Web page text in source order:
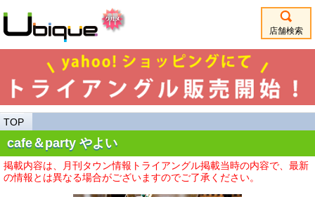
店舗検索
TOP
cafe＆party やよい
掲載内容は、月刊タウン情報トライアングル掲載当時の内容で、最新
の情報とは異なる場合がございますのでご了承ください。